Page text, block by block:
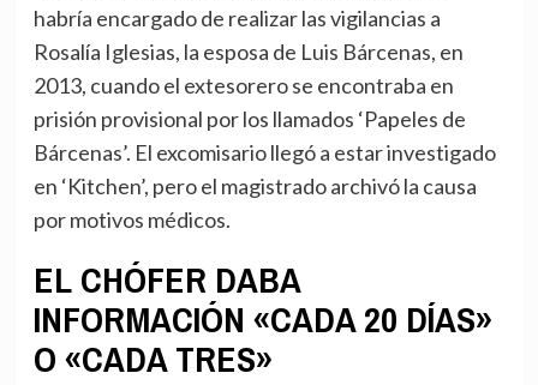
habría encargado de realizar las vigilancias a
Rosalía Iglesias, la esposa de Luis Bárcenas, en
2013, cuando el extesorero se encontraba en
prisión provisional por los llamados ‘Papeles de
Bárcenas’. El excomisario llegó a estar investigado
en ‘Kitchen’, pero el magistrado archivó la causa
por motivos médicos.
EL CHÓFER DABA
INFORMACIÓN «CADA 20 DÍAS»
O «CADA TRES»